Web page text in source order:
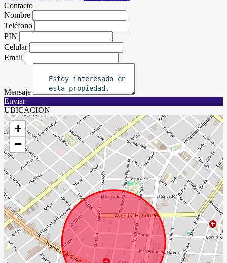
Contacto
Nombre
Teléfono
PIN
Celular
Email
Mensaje
Enviar
UBICACIÓN
+
−